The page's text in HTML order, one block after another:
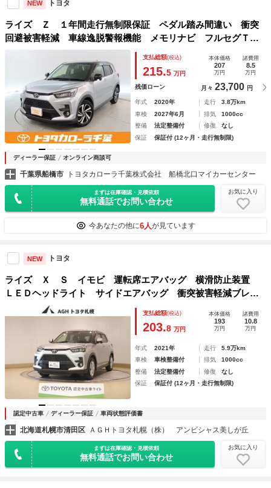
NEW トヨタ
ライズ Ｚ １年間走行無制限保証 ペダル踏み間違い 衝突
回避被害軽減 車線逸脱警報機能 メモリナビ フルセグＴ
Ｖ バックカメラ パノラミックモニタ ＥＴＣ クルーズコ
ントロール ＬＥＤヘッドライト ＤＶＤ再生
支払総額(税込)
215.5 万円
本体価格
207
万円
諸費用
8.5
万円
残価ローン 月々 23,700 円
年式 2020年 走行
3.8万km
車検
2027年6月 排気
1000cc
整備
法定整備付 修復
なし
保証
保証付 (12ヶ月・走行無制限)
ディーラー保証 オンライン商談可
千葉県船橋市 トヨタカローラ千葉株式会社 船橋北口マイカーセンター
まずは在庫確認・見積依頼
無料通話でお問い合わせ
お気に入り
今あなたの他に6人が見ています
NEW トヨタ
ライズ Ｘ Ｓ イモビ 運転席エアバッグ 横滑防止装置
ＬＥＤヘッドライト サイドエアバッグ 衝突被害軽減ブレー
キ バックモニター フルセグＴＶ スマートキー ドライブ
レコーダー エアコン アイドリングストップ
支払総額(税込)
203.8 万円
本体価格
193
万円
諸費用
10.8
万円
年式 2021年 走行
5.9万km
車検
車検整備付 排気
1000cc
整備
法定整備付 修復
なし
保証
保証付 (12ヶ月・走行無制限)
認定中古車 ディーラー保証 車両状態評価書
北海道札幌市清田区 ＡＧＨトヨタ札幌（株） アンビシャス美しが丘
まずは在庫確認・見積依頼
無料通話でお問い合わせ
お気に入り